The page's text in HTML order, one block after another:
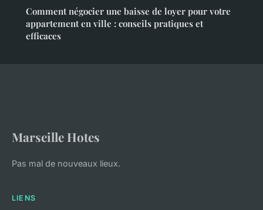
Comment négocier une baisse de loyer pour votre
appartement en ville : conseils pratiques et
efficaces
Marseille Hotes
Pas mal de nouveaux lieux.
LIENS